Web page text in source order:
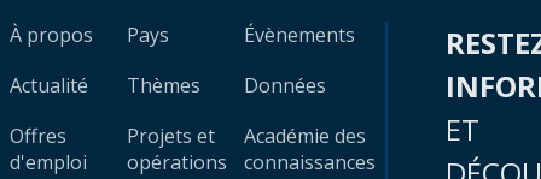
À propos
Actualité
Offres
d'emploi
Pays
Thèmes
Projets et
opérations
Évènements
Données
Académie des
connaissances
ET